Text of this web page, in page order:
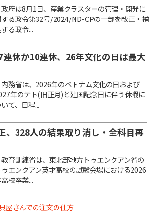
政府は8月1日、産業クラスターの管理・開発に
する政令第32号/2024/ND-CPの一部を改正・補
る政令...
休か10連休、26年文化の日は最大
内務省は、2026年のベトナム文化の日および
年のテト(旧正月)と建国記念日に伴う休暇に
て、日程...
、328人の結果取り消し・全科目再
教育訓練省は、東北部地方トゥエンクアン省の
ゥエンクアン英才高校の試験会場における2026
校卒業...
屋さんでの注文の仕方